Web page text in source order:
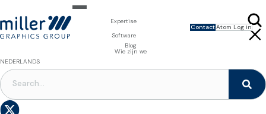
Expertise
Expertise voor merkeigenaars
3D Visualisaties
Expertise voor drukkerijen
Printbenodigdheden
Software
Packaging Artwork Management - Millnet
Digital Asset Management - DAM
Product Information Management - PIM
Digital Publishing - MAG
Blog
Wie zijn we
ContactAtom Log in
NEDERLANDS
DIGITAL ASSET MANAGEMENT
Alles wat je moet weten over Atom DAM